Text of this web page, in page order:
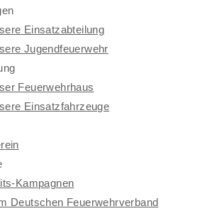
Einsatzabteilung
Jugendfeuerwehr
Feuerwehrhaus
Einsatzfahrzeuge
Kampagnen
Deutschen Feuerwehrverband